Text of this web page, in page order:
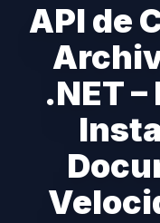
API de
.NET